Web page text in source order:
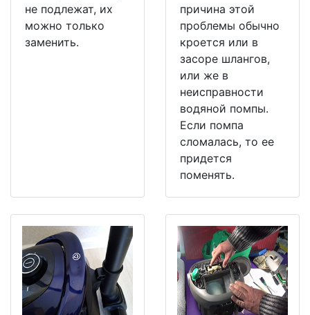
не подлежат, их
можно только
заменить.
причина этой
проблемы обычно
кроется или в
засоре шлангов,
или же в
неисправности
водяной помпы.
Если помпа
сломалась, то ее
придется
поменять.